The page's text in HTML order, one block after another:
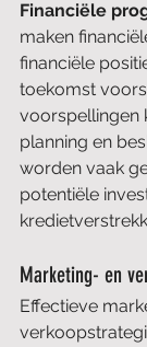
Financiële
maken
financiële
toekomst
voorspellingen
planning en
worden vaak
potentiële
Marketing- en
Effectieve